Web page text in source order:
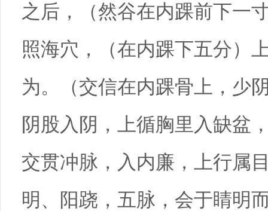
之后，（然谷在内踝前下一
照海穴，（在内踝下五分）
为。（交信在内踝骨上，少
阴股入阴，上循胸里入缺盆
交贯冲脉，入内廉，上行属
明、阳跷，五脉，会于睛明